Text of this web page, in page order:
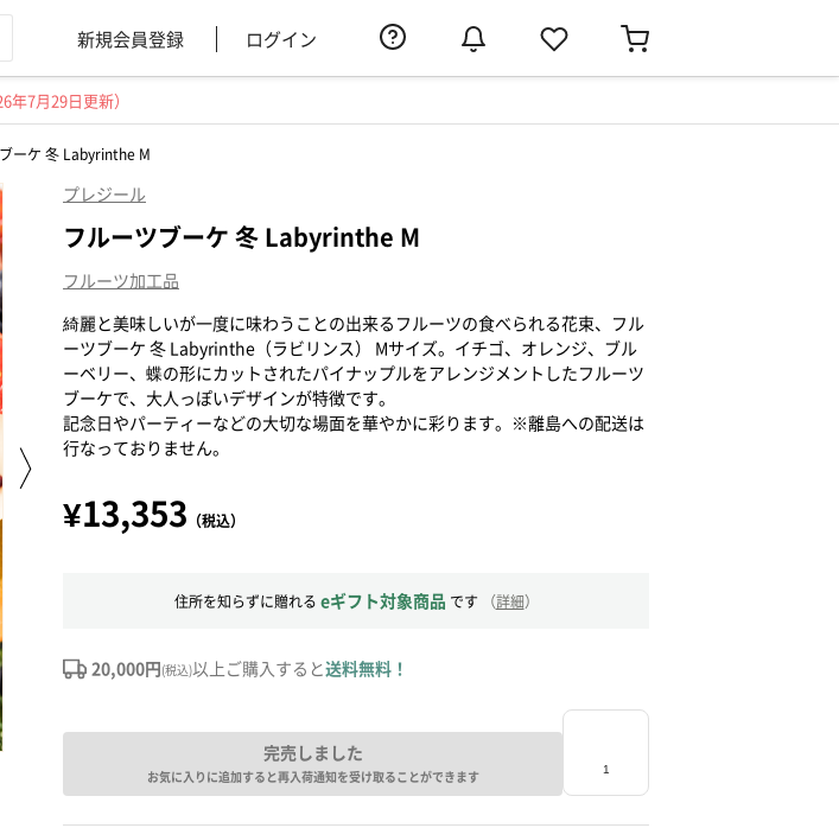
新規会員登録 ログイン
7月29日更新）
ーケ 冬 Labyrinthe M
プレジール
フルーツブーケ 冬 Labyrinthe M
フルーツ加工品
綺麗と美味しいが一度に味わうことの出来るフルーツの食べられる花束、フル
ーツブーケ 冬 Labyrinthe（ラビリンス） Mサイズ。イチゴ、オレンジ、ブル
ーベリー、蝶の形にカットされたパイナップルをアレンジメントしたフルーツ
ブーケで、大人っぽいデザインが特徴です。
記念日やパーティーなどの大切な場面を華やかに彩ります。※離島への配送は
行なっておりません。
¥13,353 （税込）
住所を知らずに贈れる eギフト対象商品 です （詳細）
20,000円(税込)以上ご購入すると送料無料！
完売しました
お気に入りに追加すると再入荷通知を受け取ることができます